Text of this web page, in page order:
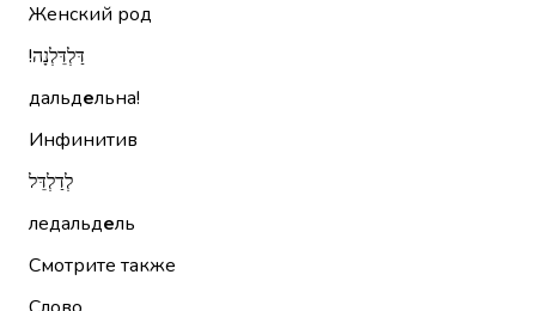
Женский род
דַּלְדֵּלְנָה!‏
дальдельна!
Инфинитив
לְדַלְדֵּל
ледальдель
Смотрите также